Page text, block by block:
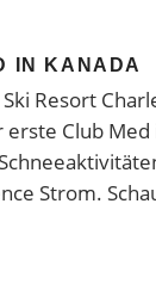
IN KANADA
Resort
Club Med
Strom.